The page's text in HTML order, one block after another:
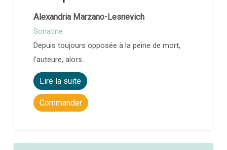
Alexandria Marzano-Lesnevich
Sonatine
Depuis toujours opposée à la peine de mort,
l’auteure, alors…
Lire la suite
Commander